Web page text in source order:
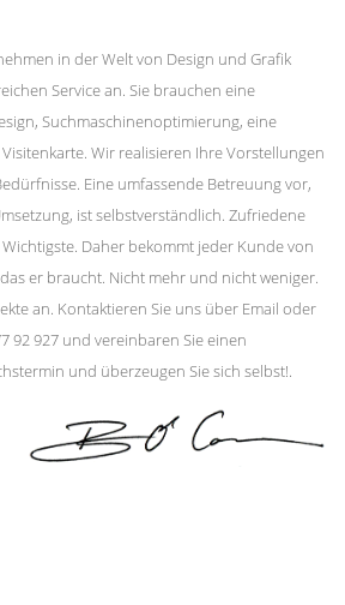
in der Welt von Design und Grafik
Service an. Sie brauchen eine
Suchmaschinenoptimierung, eine
Wir realisieren Ihre Vorstellungen
Eine umfassende Betreuung vor,
ist selbstverständlich. Zufriedene
Daher bekommt jeder Kunde von
er braucht. Nicht mehr und nicht weniger.
an. Kontaktieren Sie uns über Email oder
92 927 und vereinbaren Sie einen
und überzeugen Sie sich selbst!.